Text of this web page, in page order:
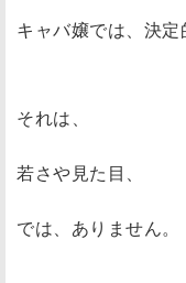
キャバ嬢では、決定
それは、
若さや見た目、
では、ありません。